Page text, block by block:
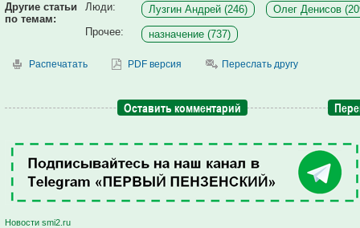
Другие статьи
по темам:
Люди: Лузгин Андрей (246)
Олег Денисов
Прочее:
назначение (737)
Распечатать PDF версия Переслать другу
Оставить комментарий
Новости smi2.ru